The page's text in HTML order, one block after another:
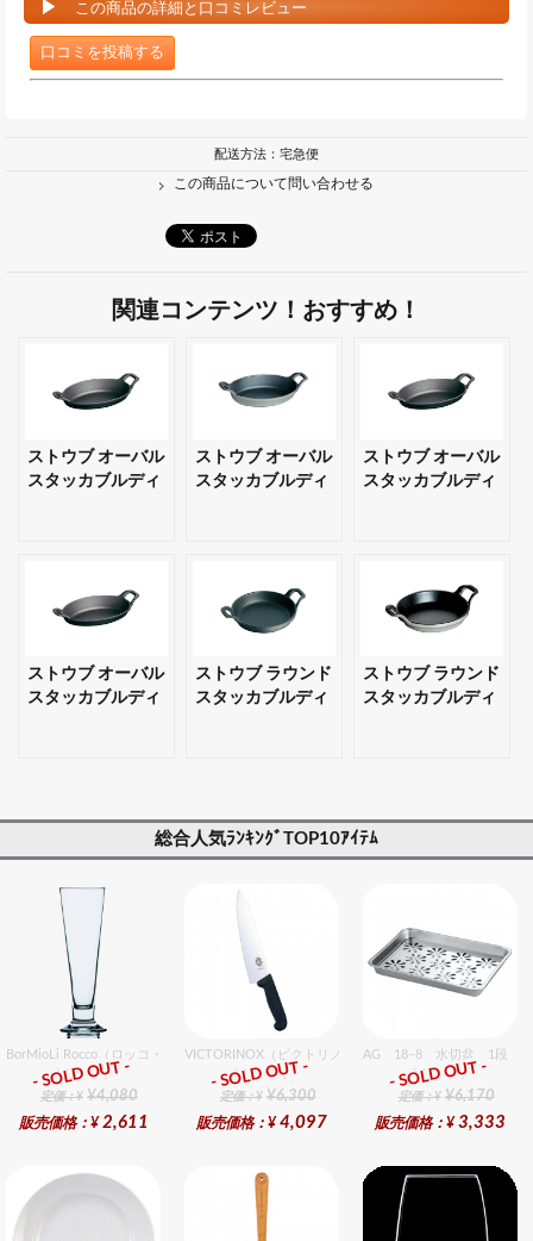
この商品の詳細と口コミレビュー
口コミを投稿する
配送方法：宅急便
この商品について問い合わせる
関連コンテンツ！おすすめ！
ストウブ オーバル
スタッカブルディ
ストウブ オーバル
スタッカブルディ
ストウブ オーバル
スタッカブルディ
ストウブ オーバル
スタッカブルディ
ストウブ ラウンド
スタッカブルディ
ストウブ ラウンド
スタッカブルディ
総合人気ﾗﾝｷﾝｸﾞTOP10ｱｲﾃﾑ
BorMioLi Rocco（ロッコ・ボリミオり） パラディオ ピルスナー0.25 6個入りセット
総合ﾗﾝｷﾝｸﾞ
定価：¥ ¥4,080
販売価格：¥ 2,611
- SOLD OUT -
VICTORINOX（ビクトリノックス） プロフェッショナ
総合ﾗﾝｷﾝｸﾞ
定価：¥ ¥6,300
販売価格：¥ 4,097
- SOLD OUT -
AG 18−8 水切盆 1段 大
総合ﾗﾝｷﾝｸﾞ
定価：¥ ¥6,170
販売価格：¥ 3,333
- SOLD OUT -